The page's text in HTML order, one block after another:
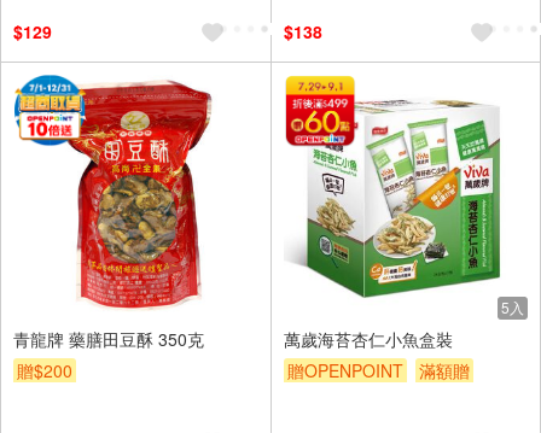
$129
$138
青龍牌 藥膳田豆酥 350克
贈$200
5入
萬歲海苔杏仁小魚盒裝
贈OPENPOINT
滿額贈